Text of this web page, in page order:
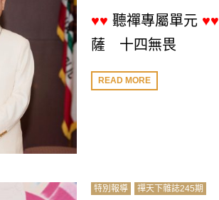
♥♥ 聽禪專屬單元 ♥♥
薩 十四無畏
READ MORE
特別報導 禪天下雜誌245期